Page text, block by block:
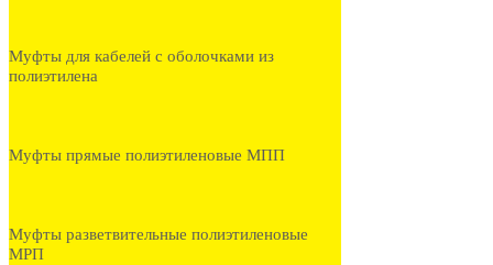
Муфты для кабелей с оболочками из
полиэтилена
Муфты прямые полиэтиленовые МПП
Муфты разветвительные полиэтиленовые
МРП